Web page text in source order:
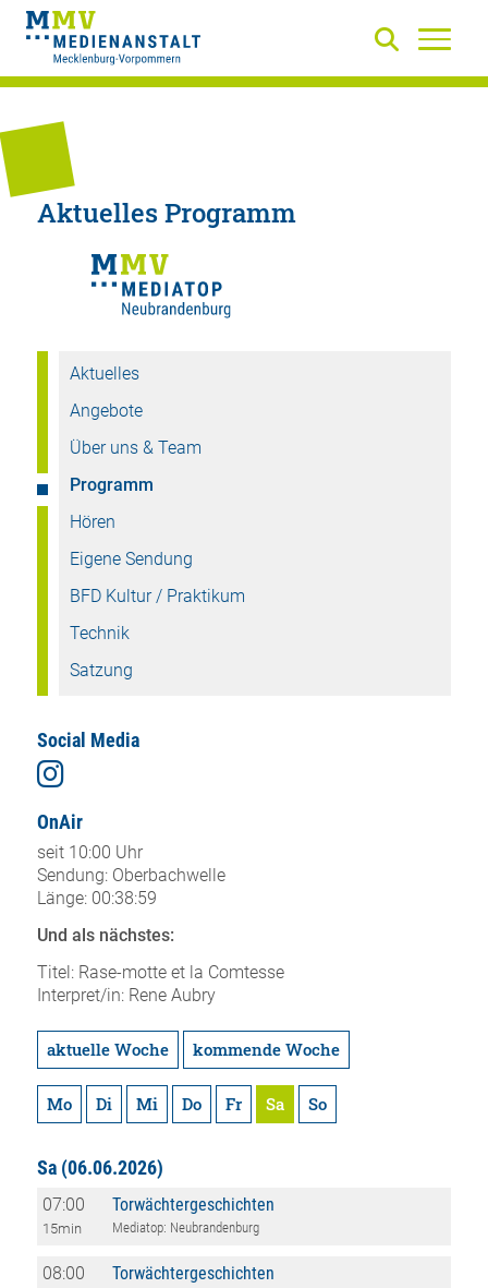
Aktuelles Programm
aktuelle Woche kommende Woche
Mo Di Mi Do Fr Sa So
Sa(06.06.2026)
07:00
15min
Torwächtergeschichten
Mediatop: Neubrandenburg
08:00 Torwächtergeschichten
Aktuelles
Angebote
Über uns & Team
Programm
Hören
Eigene Sendung
BFD Kultur / Praktikum
Technik
Satzung
Social Media
OnAir
seit 10:00 Uhr
Sendung: Oberbachwelle
Länge: 00:38:59
Und als nächstes:
Titel: Rase-motte et la Comtesse
Interpret/in: Rene Aubry